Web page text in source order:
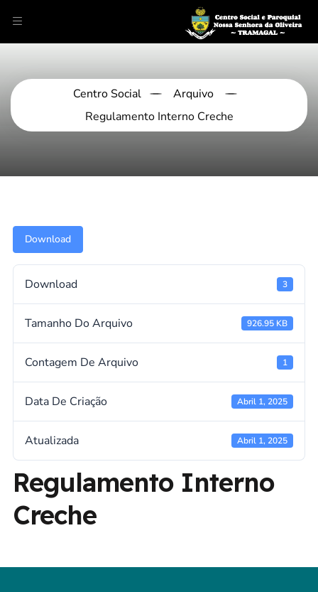
Centro Social
Arquivo
Regulamento Interno Creche
Download
Download 3
Tamanho Do Arquivo 926.95 KB
Contagem De Arquivo 1
Data De Criação Abril 1, 2025
Atualizada Abril 1, 2025
Regulamento Interno
Creche